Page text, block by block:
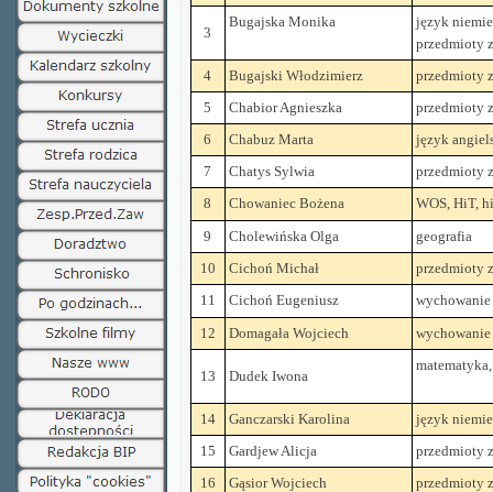
3
Bugajska Monika
język
przedmioty
4
Bugajski Włodzimierz
przedmioty
5
Chabior Agnieszka
przedmioty
6
Chabuz Marta
język
7
Chatys Sylwia
przedmioty
8
Chowaniec Bożena
WOS, HiT,
9
Cholewińska Olga
geografia
10
Cichoń Michał
przedmioty
11
Cichoń Eugeniusz
12
Domagała Wojciech
13 Dudek Iwona
14 Ganczarski Karolina
język
15
Gardjew Alicja
przedmioty
16
Gąsior Wojciech
przedmioty